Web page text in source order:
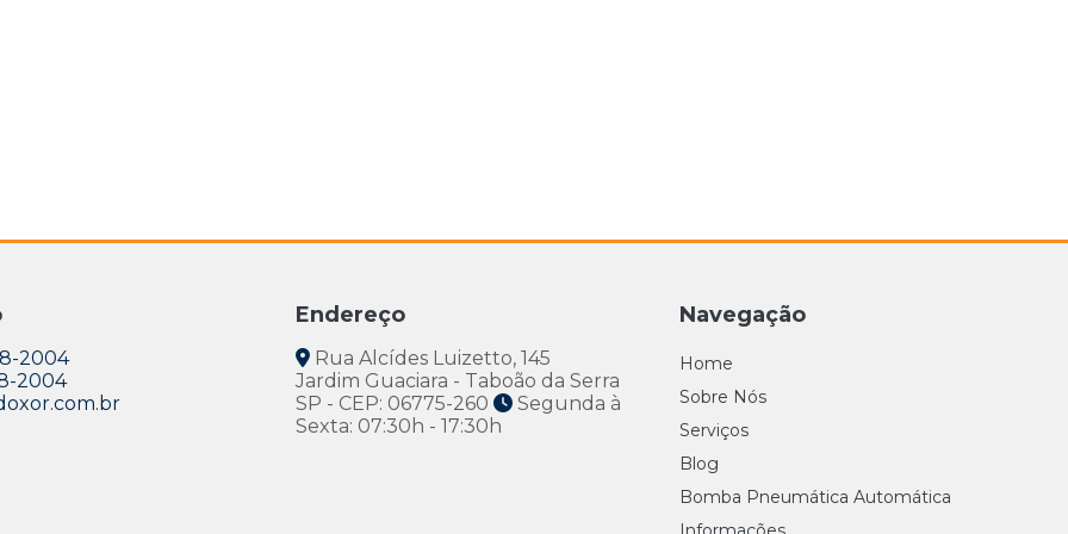
2004
2004
Endereço
Rua Alcídes Luizetto, 145
Jardim Guaciara - Taboão da Serra
SP - CEP: 06775-260
Segunda à
Sexta: 07:30h - 17:30h
Navegação
Home
Sobre Nós
Serviços
Blog
Bomba Pneumática Automática